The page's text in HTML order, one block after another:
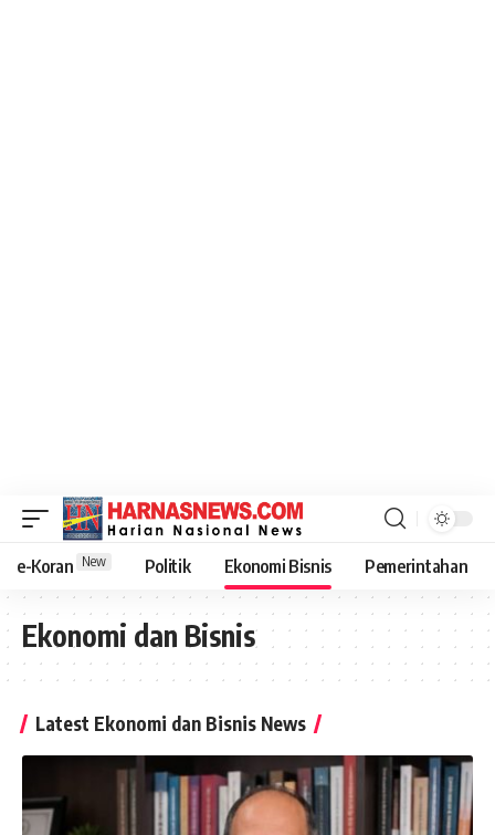
e-Koran New Politik Ekonomi Bisnis Pemerintahan
Ekonomi dan Bisnis
Latest Ekonomi dan Bisnis News